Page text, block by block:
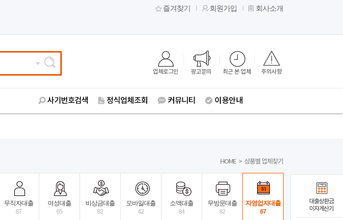
즐겨찾기 회원가입 회사소개
업체로그인 광고문의 최근 본 업체 주의사항
사기번호검색 정식업체조회 커뮤니티 이용안내
HOME > 상품별 업체찾기
무직자대출
87
여성대출
65
비상금대출
82
모바일대출
42
소액대출
84
무방문대출
82
자영업자대출
67
대출상환금
이자계산기